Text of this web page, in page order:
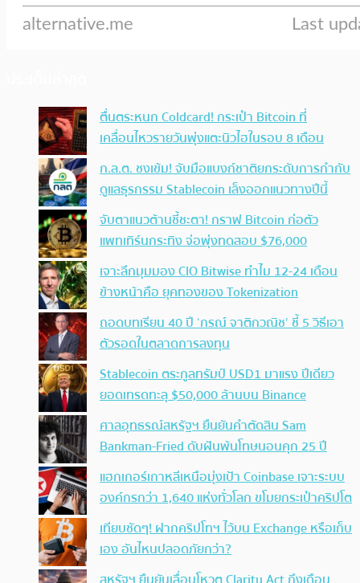
ตื่นตระหนก Coldcard! กระเป๋า Bitcoin ที่
เคลื่อนไหวรายวันพุ่งแตะนิวไฮในรอบ 8 เดือน
ก.ล.ต. ชงเข้ม! จับมือแบงก์ชาติยกระดับการกำกับ
ดูแลธุรกรรม Stablecoin เล็งออกแนวทางปีนี้
จับตาแนวต้านชี้ชะตา! กราฟ Bitcoin ก่อตัว
แพทเทิร์นกระทิง จ่อพุ่งทดสอบ $76,000
เจาะลึกมุมมอง CIO Bitwise ทำไม 12-24 เดือน
ข้างหน้าคือ ยุคทองของ Tokenization
ถอดบทเรียน 40 ปี ‘กรณ์ จาติกวณิช’ ชี้ 5 วิธีเอา
ตัวรอดในตลาดการลงทุน
Stablecoin ตระกูลทรัมป์ USD1 มาแรง ปีเดียว
ยอดเทรดทะลุ $50,000 ล้านบน Binance
ศาลอุทธรณ์สหรัฐฯ ยืนยันคำตัดสิน Sam
Bankman-Fried ดับฝันพ้นโทษนอนคุก 25 ปี
แฮกเกอร์เกาหลีเหนือมุ่งเป้า Coinbase เจาะระบบ
องค์กรกว่า 1,640 แห่งทั่วโลก ขโมยกระเป๋าคริปโต
เทียบชัดๆ! ฝากคริปโทฯ ไว้บน Exchange หรือเก็บ
เอง อันไหนปลอดภัยกว่า?